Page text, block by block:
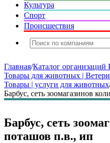
Культура
Спорт
Происшествия
Главная/Каталог организаций
Товары для животных |
Товары | услуги для животных
Барбус, сеть зоомагазинов
Барбус, сеть
поташов п.в., ип